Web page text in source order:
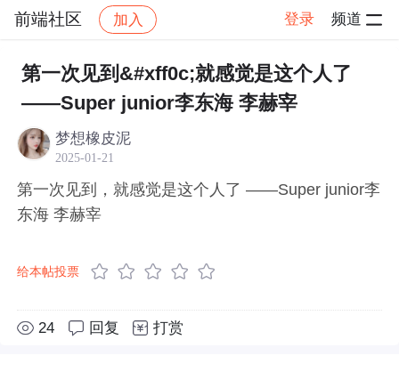
前端社区 加入 登录 频道
社区 前端社区 感慨 帖子详情
第一次见到&#xff0c;就感觉是这个人了
——Super junior李东海 李赫宰
梦想橡皮泥
2025-01-21
第一次见到，就感觉是这个人了 ——Super junior李
东海 李赫宰
给本帖投票
24 回复 打赏